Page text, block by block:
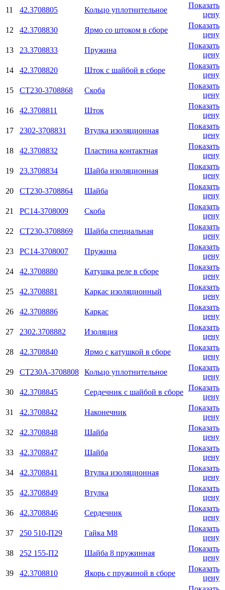
11
42.3708805 Кольцо уплотнительное
Показать
цену
12
42.3708830 Ярмо со штоком в сборе
Показать
цену
13
23.3708833 Пружина
Показать
цену
14
42.3708820 Шток с шайбой в сборе
Показать
цену
15
СТ230-3708868 Скоба
Показать
цену
16
42.3708811 Шток
Показать
цену
17
2302-3708831 Втулка изоляционная
Показать
цену
18
42.3708832 Пластина контактная
Показать
цену
19
23.3708834 Шайба изоляционная
Показать
цену
20
СТ230-3708864 Шайба
Показать
цену
21
РС14-3708009 Скоба
Показать
цену
22
СТ230-3708869 Шайба специальная
Показать
цену
23
РС14-3708007 Пружина
Показать
цену
24
42.3708880 Катушка реле в сборе
Показать
цену
25
42.3708881 Каркас изоляционный
Показать
цену
26
42.3708886 Каркас
Показать
цену
27
2302.3708882 Изоляция
Показать
цену
28
42.3708840 Ярмо с катушкой в сборе
Показать
цену
29
СТ230А-3708808 Кольцо уплотнительное
Показать
цену
30
42.3708845 Сердечник с шайбой в сборе
Показать
цену
31
42.3708842 Наконечник
Показать
цену
32
42.3708848 Шайба
Показать
цену
33
42.3708847 Шайба
Показать
цену
34
42.3708841 Втулка изоляционная
Показать
цену
35
42.3708849 Втулка
Показать
цену
36
42.3708846 Сердечник
Показать
цену
37
250 510-П29 Гайка М8
Показать
цену
38
252 155-П2 Шайба 8 пружинная
Показать
цену
39
42.3708810 Якорь с пружиной в сборе
Показать
цену